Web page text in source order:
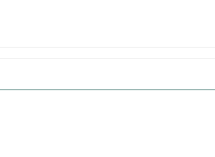
浙江谷丰门业有限公司